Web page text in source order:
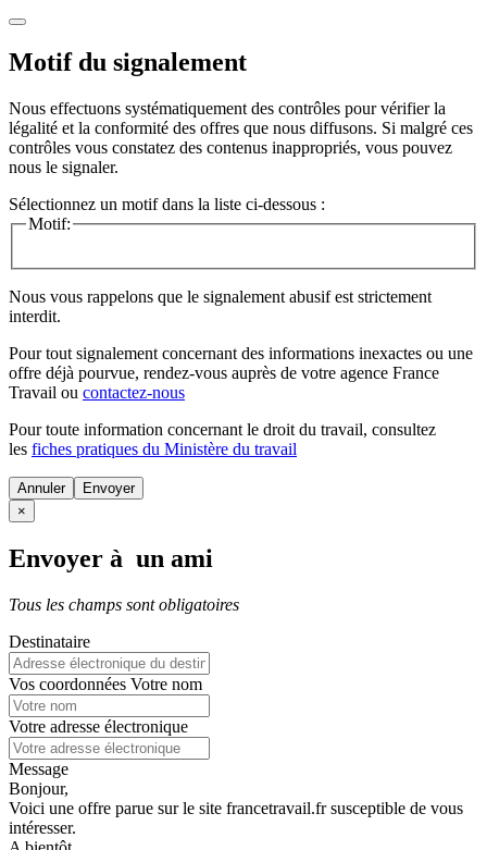
Motif du signalement
Nous effectuons systématiquement des contrôles pour vérifier la
légalité et la conformité des offres que nous diffusons. Si malgré ces
contrôles vous constatez des contenus inappropriés, vous pouvez
nous le signaler.
Sélectionnez un motif dans la liste ci-dessous :
Motif:
Nous vous rappelons que le signalement abusif est strictement
interdit.
Pour tout signalement concernant des informations inexactes ou une
offre déjà pourvue, rendez-vous auprès de votre agence France
Travail ou contactez-nous
Pour toute information concernant le droit du travail, consultez
les fiches pratiques du Ministère du travail
Annuler
×
Envoyer à un ami
Tous les champs sont obligatoires
Destinataire
Vos coordonnées Votre nom
Votre adresse électronique
Message
Bonjour,
Voici une offre parue sur le site francetravail.fr susceptible de vous
intéresser.